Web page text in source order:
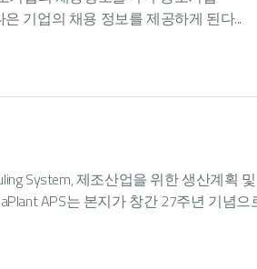
기업의 채용 정보를 제공하게 된다...
System, 제조산업을 위한 생산계획 및
APS는 본지가 창간 27주년 기념으